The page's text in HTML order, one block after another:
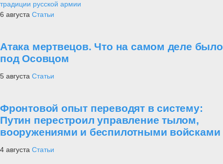
традиции русской армии
6 августа Статьи
Атака мертвецов. Что на самом деле было
под Осовцом
5 августа Статьи
Фронтовой опыт переводят в систему:
Путин перестроил управление тылом,
вооружениями и беспилотными войсками
4 августа Статьи